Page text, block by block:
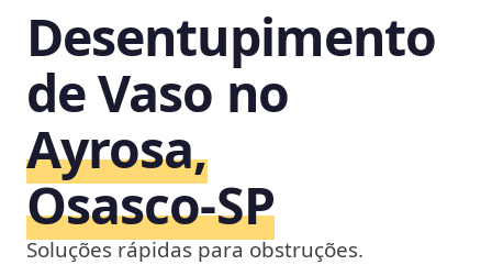
Desentupimento
de Vaso no
Ayrosa,
Osasco‑SP
Soluções rápidas para obstruções.